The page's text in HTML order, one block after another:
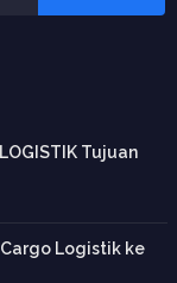
Tujuan
Logistik ke